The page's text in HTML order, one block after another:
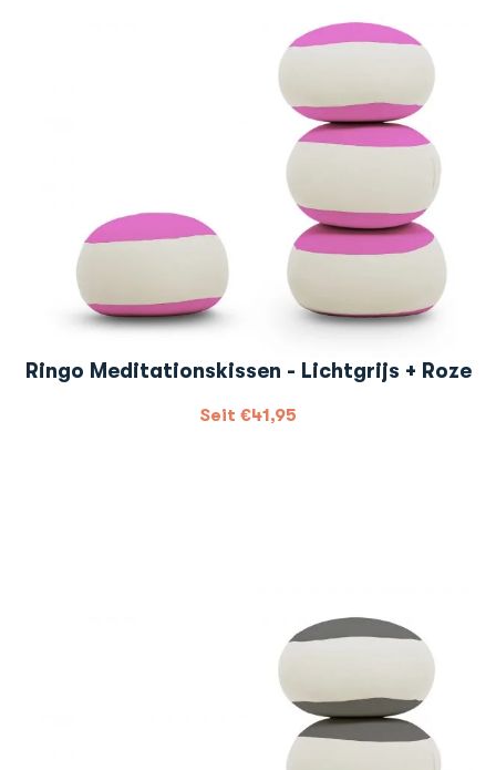
Ringo Meditationskissen - Lichtgrijs + Roze
Seit €41,95